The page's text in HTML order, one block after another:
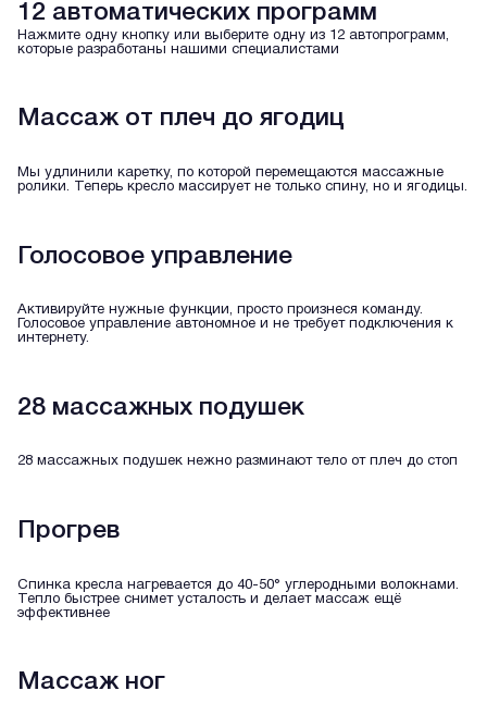
12 автоматических программ
Нажмите одну кнопку или выберите одну из 12 автопрограмм,
которые разработаны нашими специалистами
Массаж от плеч до ягодиц
Мы удлинили каретку, по которой перемещаются массажные
ролики. Теперь кресло массирует не только спину, но и ягодицы.
Голосовое управление
Активируйте нужные функции, просто произнеся команду.
Голосовое управление автономное и не требует подключения к
интернету.
28 массажных подушек
28 массажных подушек нежно разминают тело от плеч до стоп
Прогрев
Спинка кресла нагревается до 40-50° углеродными волокнами.
Тепло быстрее снимет усталость и делает массаж ещё
эффективнее
Массаж ног